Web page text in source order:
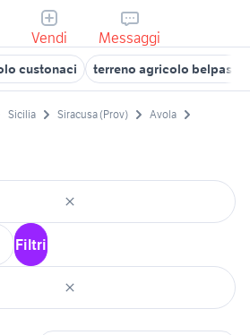
Vendi Messaggi
custonaci terreno agricolo belpasso
Sicilia Siracusa (Prov)
Avola
Filtri